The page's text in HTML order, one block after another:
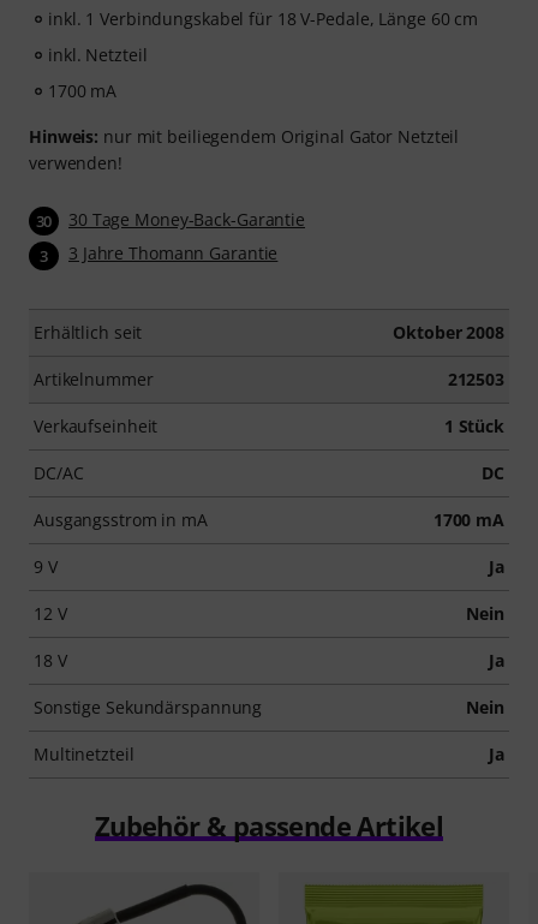
inkl. 1 Verbindungskabel für 18 V-Pedale, Länge 60 cm
inkl. Netzteil
1700 mA
Hinweis: nur mit beiliegendem Original Gator Netzteil
verwenden!
30 30 Tage Money-Back-Garantie
3 3 Jahre Thomann Garantie
Erhältlich seit Oktober 2008
Artikelnummer 212503
Verkaufseinheit 1 Stück
DC/AC DC
Ausgangsstrom in mA 1700 mA
9 V Ja
12 V Nein
18 V Ja
Sonstige Sekundärspannung Nein
Multinetzteil Ja
Zubehör & passende Artikel